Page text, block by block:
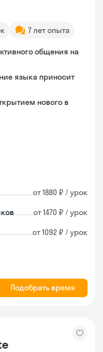
7 лет опыта
общения на
языка приносит
нового в
от 1880 ₽ / урок
от 1470 ₽ / урок
от 1092 ₽ / урок
Подобрать время